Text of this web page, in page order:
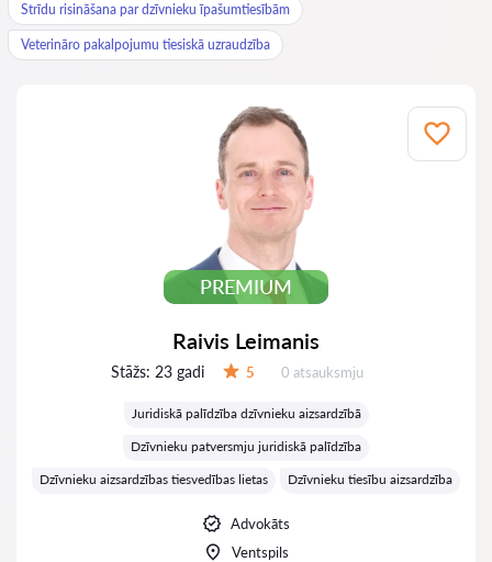
Strīdu risināšana par dzīvnieku īpašumtiesībām
Veterināro pakalpojumu tiesiskā uzraudzība
PREMIUM
Raivis Leimanis
Stāžs: 23 gadi 5 Atsauksmes:
0 atsauksmju
Juridiskā palīdzība dzīvnieku aizsardzībā
Dzīvnieku patversmju juridiskā palīdzība
Dzīvnieku aizsardzības tiesvedības lietas
Dzīvnieku tiesību aizsardzība
Advokāts
Ventspils